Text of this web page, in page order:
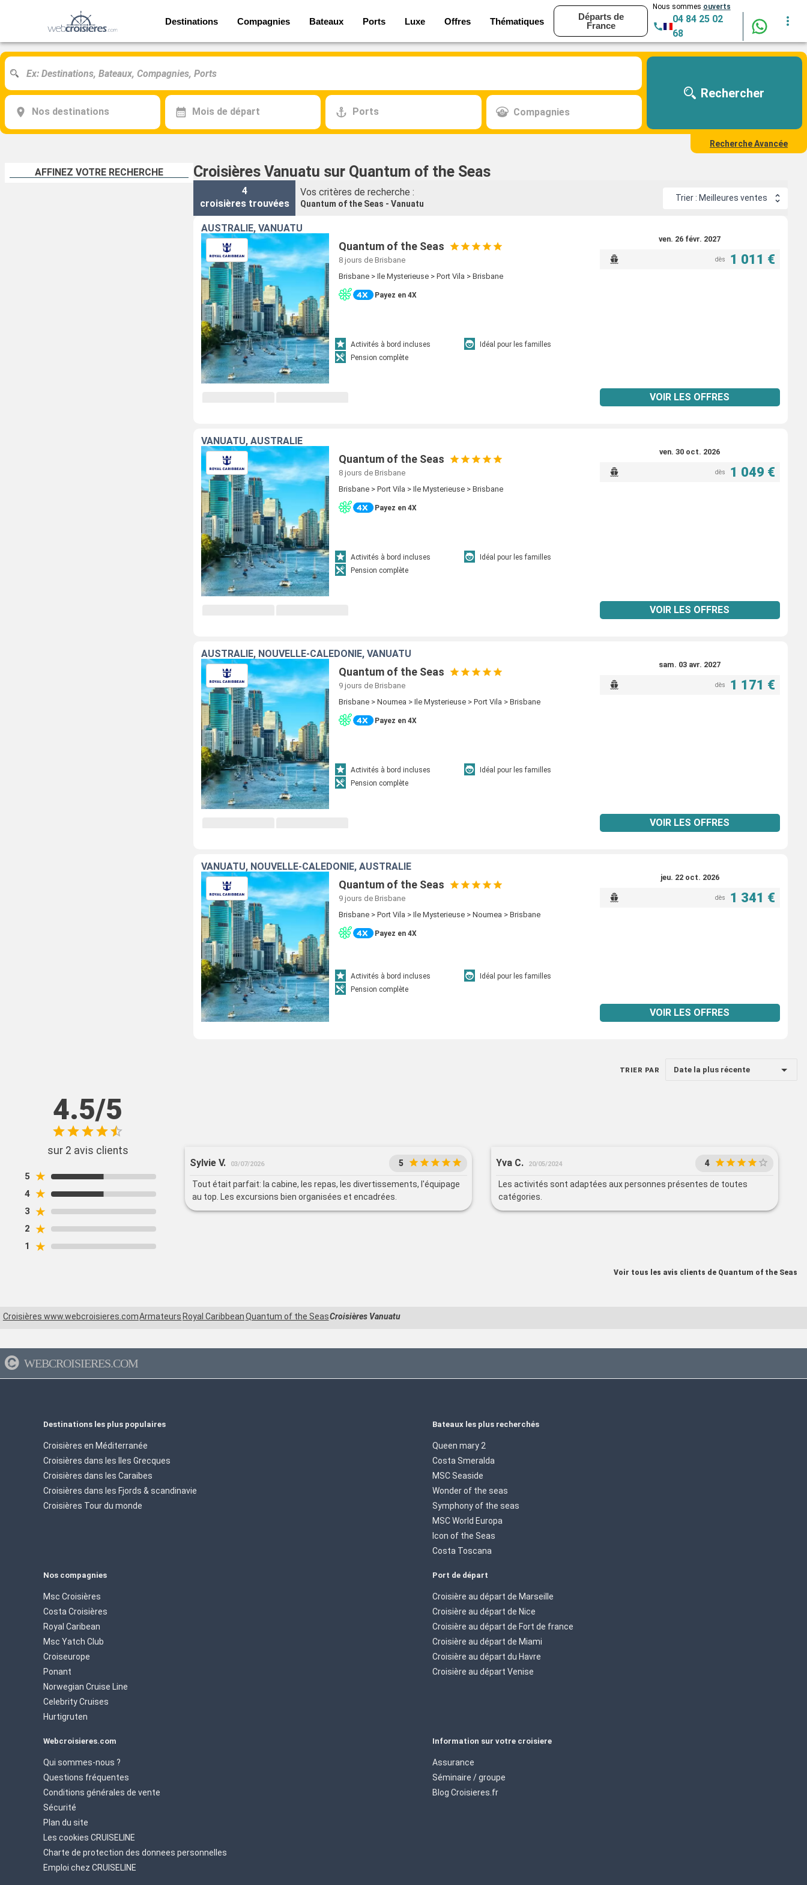
Destinations Compagnies Bateaux Ports Luxe Offres Thématiques
Départs de
France
Nous sommes ouverts
04 84 25 02
68
Nos destinations Mois de départ Ports Compagnies
Rechercher
Recherche Avancée
AFFINEZ VOTRE RECHERCHE Croisières Vanuatu sur Quantum of the Seas
4
croisières trouvées
Vos critères de recherche :
Quantum of the Seas - Vanuatu
Trier : Meilleures ventes
AUSTRALIE, VANUATU
Quantum of the Seas
8 jours de Brisbane
Brisbane > Ile Mysterieuse > Port Vila > Brisbane
Payez en 4X
Activités à bord incluses
Idéal pour les familles
Pension complète
ven. 26 févr. 2027
dès 1 011 €
VOIR LES OFFRES
VANUATU, AUSTRALIE
Quantum of the Seas
8 jours de Brisbane
Brisbane > Port Vila > Ile Mysterieuse > Brisbane
Payez en 4X
Activités à bord incluses
Idéal pour les familles
Pension complète
ven. 30 oct. 2026
dès 1 049 €
VOIR LES OFFRES
AUSTRALIE, NOUVELLE-CALÉDONIE, VANUATU
Quantum of the Seas
9 jours de Brisbane
Brisbane > Noumea > Ile Mysterieuse > Port Vila > Brisbane
Payez en 4X
Activités à bord incluses
Idéal pour les familles
Pension complète
sam. 03 avr. 2027
dès 1 171 €
VOIR LES OFFRES
VANUATU, NOUVELLE-CALÉDONIE, AUSTRALIE
Quantum of the Seas
9 jours de Brisbane
Brisbane > Port Vila > Ile Mysterieuse > Noumea > Brisbane
Payez en 4X
Activités à bord incluses
Idéal pour les familles
Pension complète
jeu. 22 oct. 2026
dès 1 341 €
VOIR LES OFFRES
TRIER PAR Date la plus récente
4.5/5
sur 2 avis clients
5 ★
4 ★
3 ★
2 ★
1 ★
Sylvie V. 03/07/2026 5
Tout était parfait: la cabine, les repas, les divertissements, l'équipage
au top. Les excursions bien organisées et encadrées.
Yva C. 20/05/2024 4
Les activités sont adaptées aux personnes présentes de toutes
catégories.
Voir tous les avis clients de Quantum of the Seas
Croisières www.webcroisieres.comArmateurs Royal CaribbeanQuantum of the SeasCroisières Vanuatu
WEBCROISIERES.COM
Destinations les plus populaires
Croisières en Méditerranée
Croisières dans les Iles Grecques
Croisières dans les Caraibes
Croisières dans les Fjords & scandinavie
Croisières Tour du monde
Bateaux les plus recherchés
Queen mary 2
Costa Smeralda
MSC Seaside
Wonder of the seas
Symphony of the seas
MSC World Europa
Icon of the Seas
Costa Toscana
Nos compagnies
Msc Croisières
Costa Croisières
Royal Caribean
Msc Yatch Club
Croiseurope
Ponant
Norwegian Cruise Line
Celebrity Cruises
Hurtigruten
Port de départ
Croisière au départ de Marseille
Croisière au départ de Nice
Croisière au départ de Fort de france
Croisière au départ de Miami
Croisière au départ du Havre
Croisière au départ Venise
Webcroisieres.com
Qui sommes-nous ?
Questions fréquentes
Conditions générales de vente
Sécurité
Plan du site
Les cookies CRUISELINE
Charte de protection des donnees personnelles
Emploi chez CRUISELINE
Information sur votre croisiere
Assurance
Séminaire / groupe
Blog Croisieres.fr